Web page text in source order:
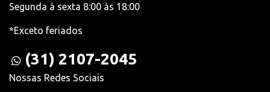
Segunda à sexta 8:00 às 18:00
*Exceto feriados
(31) 2107-2045
Nossas Redes Sociais